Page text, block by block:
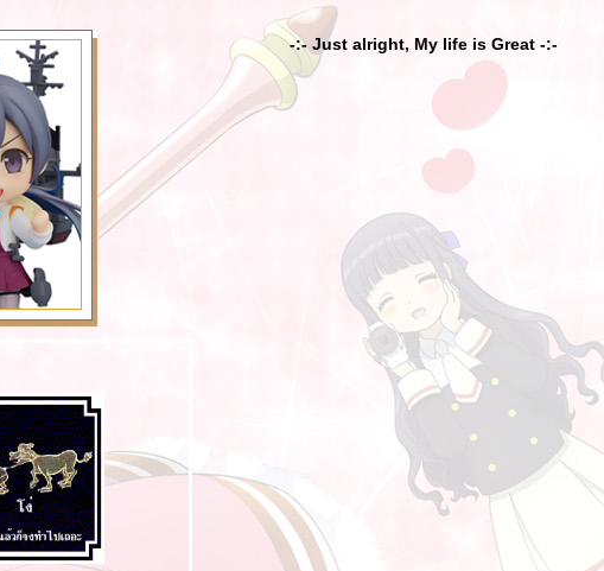
-:- Just alright, My life is Great -:-